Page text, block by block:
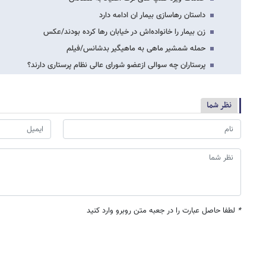
داستان رهاسازی بیمار ان ادامه دارد
زن بیمار را خانواده‌اش در خیابان رها کرده بودند/عکس
حمله شمشیر ماهی به ماهیگیر بدشانس/فیلم
پرستاران چه سوالی ازعضو شورای عالی نظام پرستاری دارند؟
نظر شما
* لطفا حاصل عبارت را در جعبه متن روبرو وارد کنید